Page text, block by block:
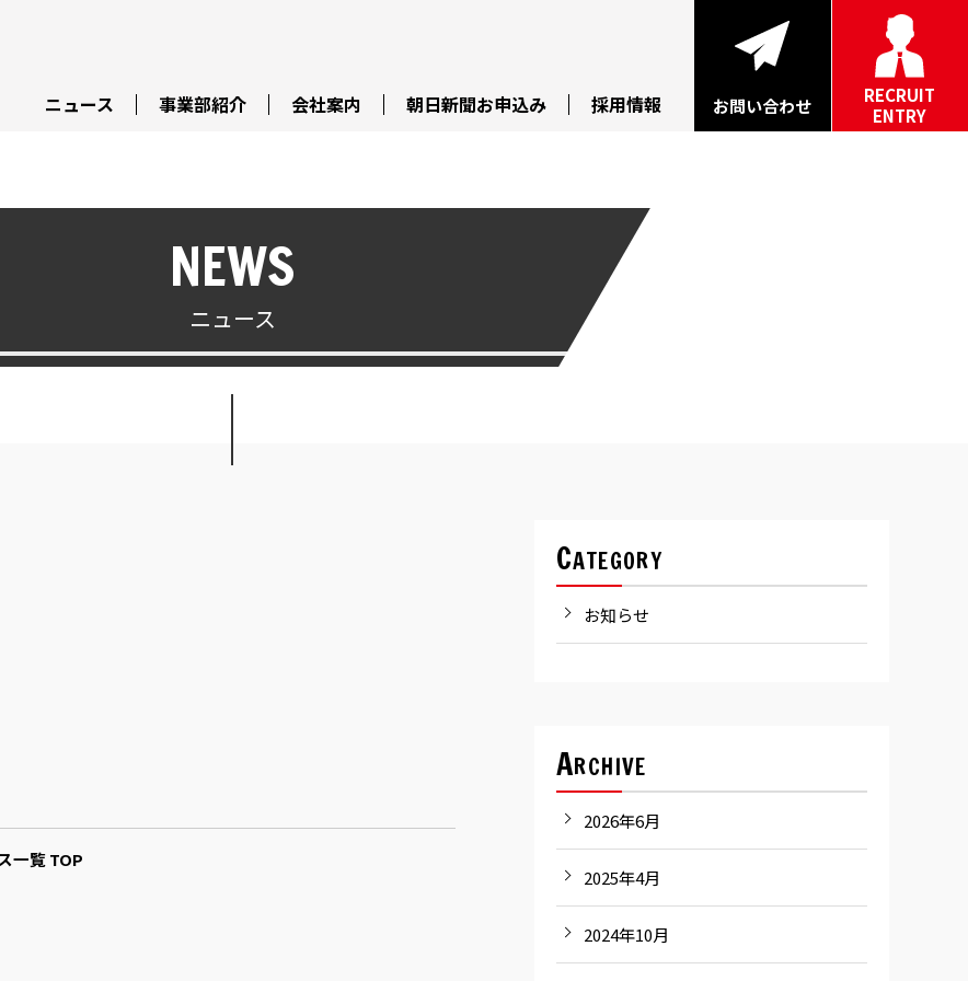
ニュース 事業部紹介 会社案内 朝日新聞お申込み 採用情報 お問い合わせ
RECRUIT
ENTRY
NEWS
ニュース
一覧 TOP
Category
お知らせ
Archive
2026年6月
2025年4月
2024年10月